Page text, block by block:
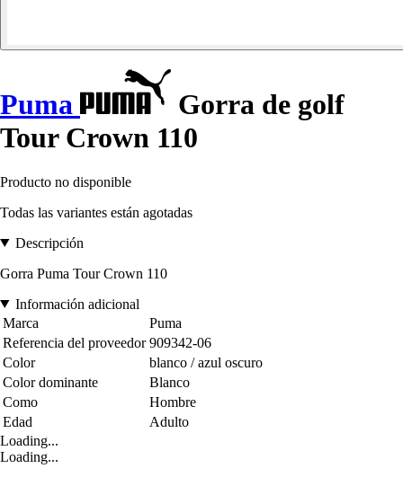
Puma
Gorra de golf
Tour Crown 110
Producto no disponible
Todas las variantes están agotadas
Descripción
Gorra Puma Tour Crown 110
Información adicional
Marca
Puma
Referencia del proveedor 909342-06
Color
blanco / azul oscuro
Color dominante
Blanco
Como
Hombre
Edad
Adulto
Loading...
Loading...